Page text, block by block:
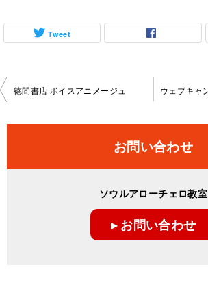
Tweet
投
ビ
徳間書店 ボイスアニメージュ
お問い合わせ
ソウルアローチェロ教室
▸ お問い合わせ